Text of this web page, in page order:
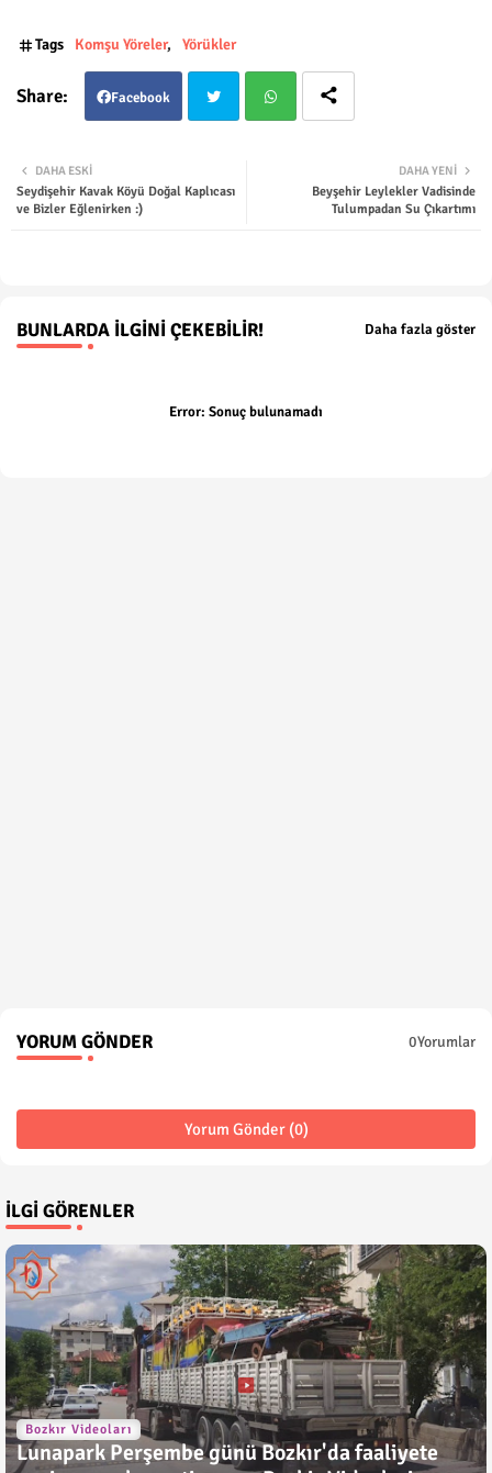
Tags Komşu Yöreler Yörükler
Facebook
ter
DAHA YENI
Beyşehir Leylekler Vadisinde
Tulumpadan Su Çıkartımı
DAHA ESKI
Seydişehir Kavak Köyü Doğal Kaplıcası
ve Bizler Eğlenirken :)
BUNLARDA İLGINI ÇEKEBILIR! Daha fazla göster
Error: Sonuç bulunamadı
YORUM GÖNDER 0Yorumlar
Yorum Gönder (0)
İLGI GÖRENLER
Bozkır Videoları
Lunapark Perşembe günü Bozkır'da faaliyete